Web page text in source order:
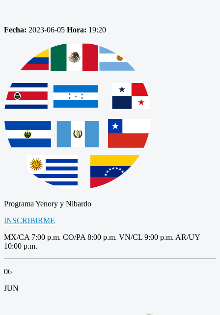
Fecha: 2023-06-05 Hora: 19:20
Programa Yenory y Nibardo
INSCRIBIRME
MX/CA 7:00 p.m. CO/PA 8:00 p.m. VN/CL 9:00 p.m. AR/UY
10:00 p.m.
06
JUN